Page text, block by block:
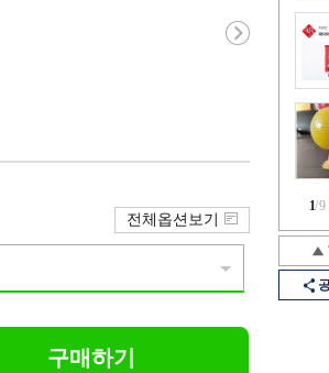
1/9
전체옵션보기
구매하기